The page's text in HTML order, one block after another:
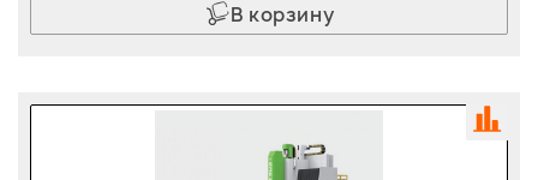
В корзину